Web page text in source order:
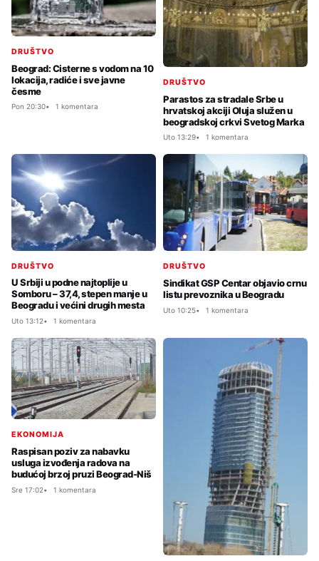
DRUŠTVO
Beograd: Cisterne s vodom na 10
lokacija, radiće i sve javne
česme
Pon 20:30 1 komentara
DRUŠTVO
Parastos za stradale Srbe u
hrvatskoj akciji Oluja služen u
beogradskoj crkvi Svetog Marka
Uto 13:29 1 komentara
DRUŠTVO
U Srbiji u podne najtoplije u
Somboru – 37,4, stepen manje u
Beogradu i većini drugih mesta
Uto 13:12 1 komentara
DRUŠTVO
Sindikat GSP Centar objavio crnu
listu prevoznika u Beogradu
Uto 10:25 1 komentara
EKONOMIJA
Raspisan poziv za nabavku
usluga izvođenja radova na
budućoj brzoj pruzi Beograd-Niš
Sre 17:02 1 komentara